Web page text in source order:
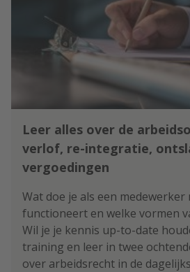
Leer alles over de
verlof, re-integratie,
vergoedingen
Wat doe je als een medewerker
functioneert en welke vormen
Wil je je kennis up-to-date
training en leer in twee
over arbeidsrecht in de